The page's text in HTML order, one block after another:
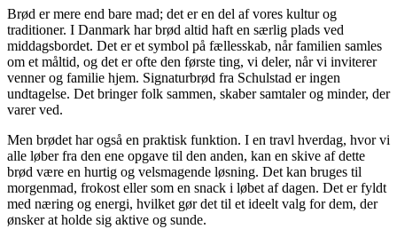
Brød er mere end bare mad; det er en del af vores kultur og
traditioner. I Danmark har brød altid haft en særlig plads ved
middagsbordet. Det er et symbol på fællesskab, når familien samles
om et måltid, og det er ofte den første ting, vi deler, når vi inviterer
venner og familie hjem. Signaturbrød fra Schulstad er ingen
undtagelse. Det bringer folk sammen, skaber samtaler og minder, der
varer ved.
Men brødet har også en praktisk funktion. I en travl hverdag, hvor vi
alle løber fra den ene opgave til den anden, kan en skive af dette
brød være en hurtig og velsmagende løsning. Det kan bruges til
morgenmad, frokost eller som en snack i løbet af dagen. Det er fyldt
med næring og energi, hvilket gør det til et ideelt valg for dem, der
ønsker at holde sig aktive og sunde.